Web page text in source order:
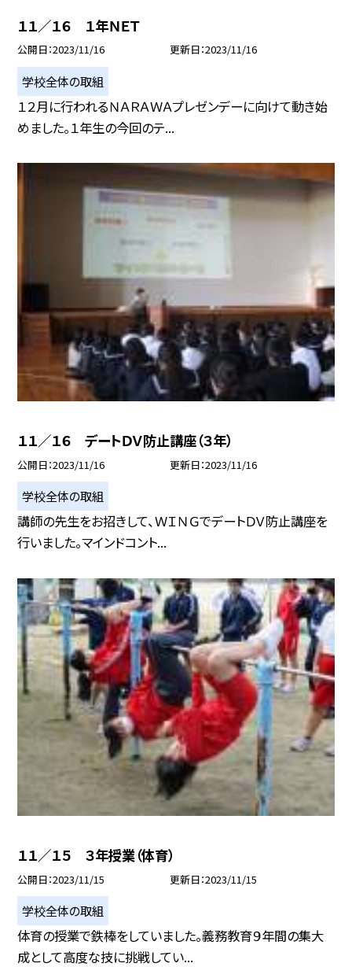
１１／１６ １年ＮＥＴ
公開日 2023/11/16 更新日 2023/11/16
学校全体の取組
１２月に行われるＮＡＲＡＷＡプレゼンデーに向けて動き始
めました。１年生の今回のテ...
１１／１６ デートＤＶ防止講座（３年）
公開日 2023/11/16 更新日 2023/11/16
学校全体の取組
講師の先生をお招きして、ＷＩＮＧでデートＤＶ防止講座を
行いました。マインドコント...
１１／１５ ３年授業（体育）
公開日 2023/11/15 更新日 2023/11/15
学校全体の取組
体育の授業で鉄棒をしていました。義務教育９年間の集大
成として高度な技に挑戦してい...